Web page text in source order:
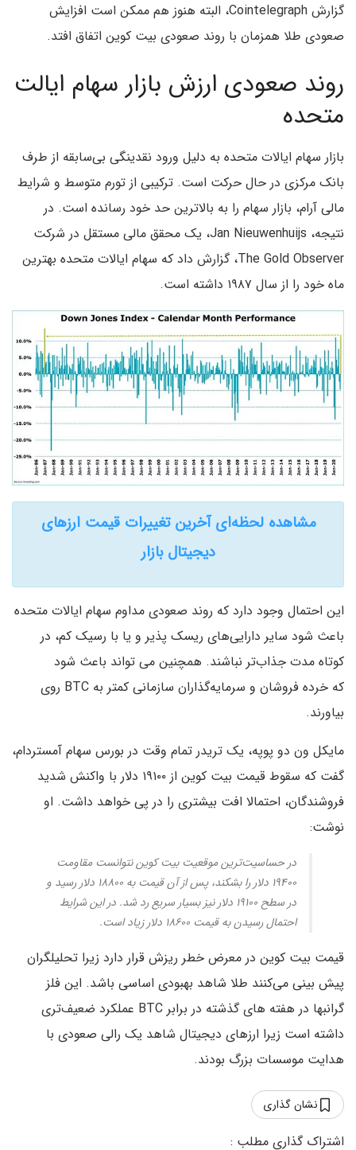
گزارش Cointelegraph، البته هنوز هم ممکن است افزایش
صعودی طلا همزمان با روند صعودی بیت کوین اتفاق افتد.
روند صعودی ارزش بازار سهام ایالت
متحده
بازار سهام ایالات متحده به دلیل ورود نقدینگی بی‌سابقه از طرف
بانک مرکزی در حال حرکت است. ترکیبی از تورم متوسط ​​و شرایط
مالی آرام، بازار سهام را به بالاترین حد خود رسانده است. در
نتیجه، Jan Nieuwenhuijs، یک محقق مالی مستقل در شرکت
The Gold Observer، گزارش داد که سهام ایالات متحده بهترین
ماه خود را از سال ۱۹۸۷ داشته است.
مشاهده لحظه‌ای آخرین تغییرات قیمت ارزهای
دیجیتال بازار
این احتمال وجود دارد که روند صعودی مداوم سهام ایالات متحده
باعث شود سایر دارایی‌های ریسک پذیر و یا با رسیک کم، در
کوتاه مدت جذاب‌تر نباشند. همچنین می تواند باعث شود
که خرده فروشان و سرمایه‌گذاران سازمانی کمتر به BTC روی
بیاورند.
مایکل ون دو پوپه، یک تریدر تمام وقت در بورس سهام آمستردام،
گفت که سقوط قیمت بیت کوین از ۱۹۱۰۰ دلار با واکنش شدید
فروشندگان، احتمالا افت بیشتری را در پی خواهد داشت. او
نوشت:
در حساسیت‌ترین موقعیت بیت کوین نتوانست مقاومت
۱۹۴۰۰ دلار را بشکند، پس از آن قیمت به ۱۸۸۰۰ دلار رسید و
در سطح ۱۹۱۰۰ دلار نیز بسیار سریع رد شد. در این شرایط
احتمال رسیدن به قیمت ۱۸۶۰۰ دلار زیاد است.
قیمت بیت کوین در معرض خطر ریزش قرار دارد زیرا تحلیلگران
پیش بینی می‌کنند طلا شاهد بهبودی اساسی باشد. این فلز
گرانبها در هفته های گذشته در برابر BTC عملکرد ضعیف‌تری
داشته است زیرا ارزهای دیجیتال شاهد یک رالی صعودی با
هدایت موسسات بزرگ بودند.
نشان گذاری